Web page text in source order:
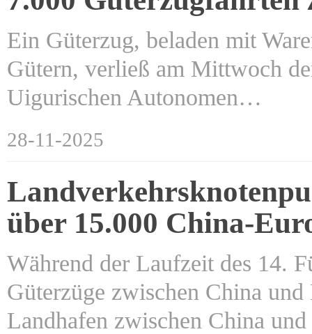
Ein Güterzug, beladen mit
Gütern, verließ am Mittwoch
Uigurischen Autonomen…
28-11-2025
über 15.000 China-
Während der Laufzeit des 14.
Güterzüge zwischen China
Landhafen zwischen China